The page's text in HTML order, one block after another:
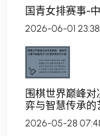
国青女排赛事-
2026-06-01
围棋世界巅峰
弈与智慧传承的
2026-05-28